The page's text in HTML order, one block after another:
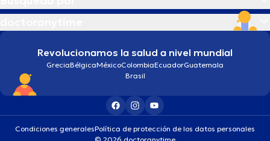
Revolucionamos la salud a nivel mundial
GreciaBélgicaMéxicoColombiaEcuadorGuatemala
Brasil
Condiciones generalesPolítica de protección de los datos personales